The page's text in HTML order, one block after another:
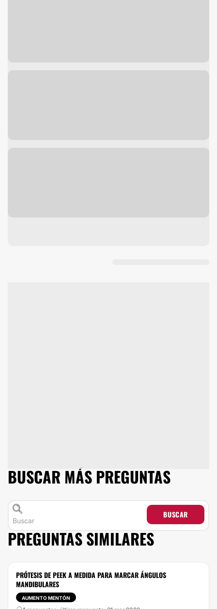
BUSCAR MÁS PREGUNTAS
BUSCAR
PREGUNTAS SIMILARES
PRÓTESIS DE PEEK A MEDIDA PARA MARCAR ÁNGULOS
MANDIBULARES
AUMENTO MENTÓN